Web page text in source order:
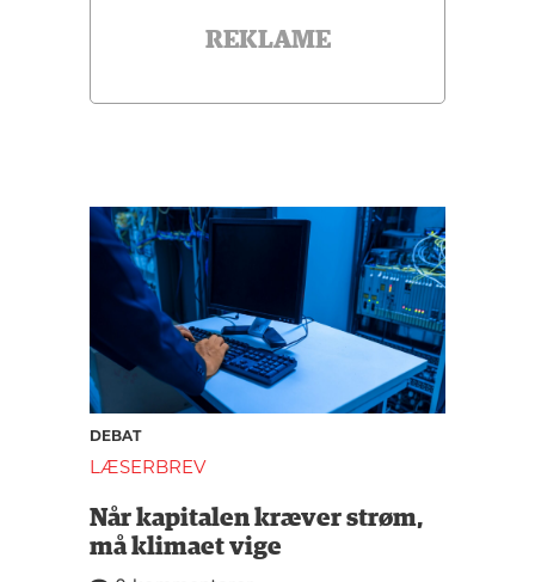
REKLAME
DEBAT
LÆSERBREV
Når kapitalen kræver strøm,
må klimaet vige